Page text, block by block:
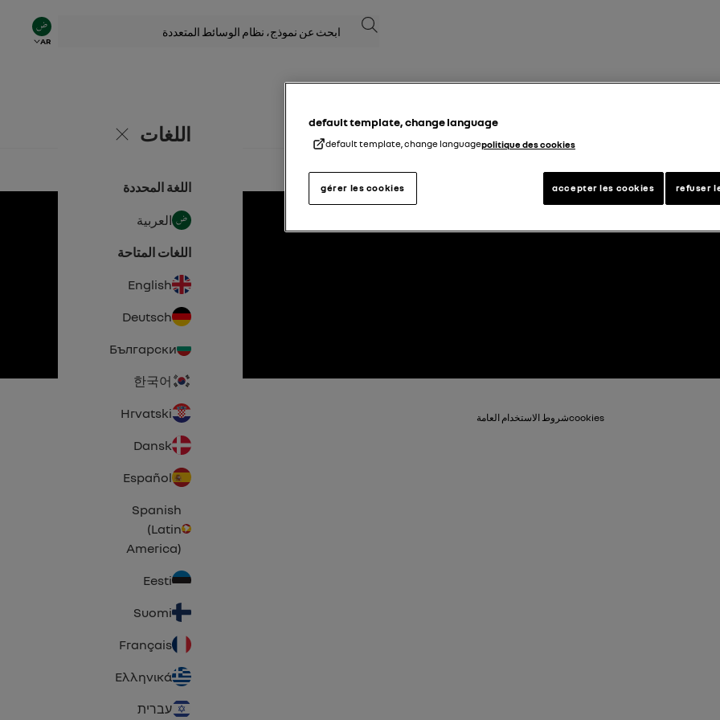
بحث
AR
اللغات إغلاق
اللغة المحددة
العربية
اللغات المتاحة
English
Deutsch
Български
한국어
Hrvatski
Dansk
Español
Spanish
(Latin
America)
Eesti
Suomi
Français
Ελληνικά
עברית
العودة إلى الأعلى
cookiesشروط الاستخدام العامة
default template, change language
default template, change languagepolitique des cookies
refuser
accepter les cookies
gérer les cookies